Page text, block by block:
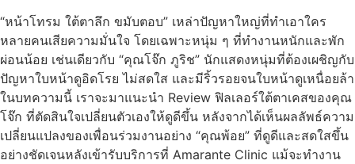
“หน้าโทรม ใต้ตาลึก ขมับตอบ” เหล่าปัญหาใหญ่ที่ทำเอาใคร
หลายคนเสียความมั่นใจ โดยเฉพาะหนุ่ม ๆ ที่ทำงานหนักและพัก
ผ่อนน้อย เช่นเดียวกับ “คุณโจ๊ก ภูริช” นักแสดงหนุ่มที่ต้องเผชิญกับ
ปัญหาใบหน้าดูอิดโรย ไม่สดใส และมีริ้วรอยจนใบหน้าดูเหนื่อยล้า
ในบทความนี้ เราจะมาแนะนำ Review ฟิลเลอร์ใต้ตาเคสของคุณ
โจ๊ก ที่ตัดสินใจเปลี่ยนตัวเองให้ดูดีขึ้น หลังจากได้เห็นผลลัพธ์ความ
เปลี่ยนแปลงของเพื่อนร่วมงานอย่าง “คุณพ้อย” ที่ดูดีและสดใสขึ้น
อย่างชัดเจนหลังเข้ารับบริการที่ Amarante Clinic แม้จะทำงาน